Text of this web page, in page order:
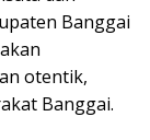
Banggai
otentik,
Banggai.